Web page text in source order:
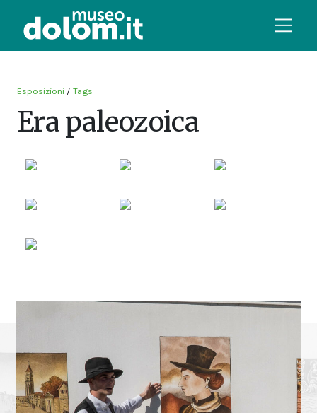
Esposizioni / Tags
Era paleozoica